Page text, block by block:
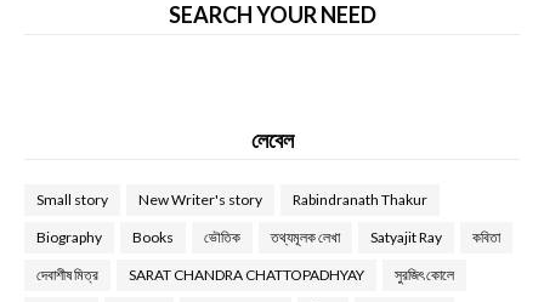
SEARCH YOUR NEED
লেবেল
Small story New Writer's story Rabindranath Thakur
Biography Books ভৌতিক তথ্যমূলক লেখা Satyajit Ray কবিতা
দেবাশীষ মিত্র SARAT CHANDRA CHATTOPADHYAY সুরজিৎ কোলে